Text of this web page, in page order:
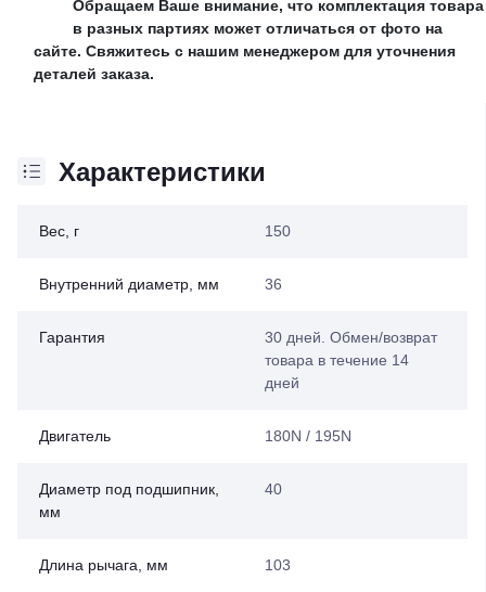
Обращаем Ваше внимание, что комплектация товара
в разных партиях может отличаться от фото на
сайте. Свяжитесь с нашим менеджером для уточнения
деталей заказа.
Характеристики
Вес, г 150
Внутренний диаметр, мм 36
Гарантия
30 дней. Обмен/возврат
товара в течение 14
дней
Двигатель 180N / 195N
Диаметр под подшипник,
мм
40
Длина рычага, мм 103